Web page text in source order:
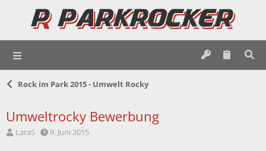
Rock im Park 2015 - Umwelt Rocky
Umweltrocky Bewerbung
ELaraS
E
9. Juni 2015